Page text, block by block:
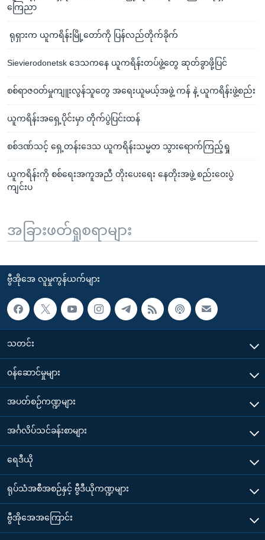
ကြေညာ
ရုရှားက ယူကရိန်းမြို့တော်ကို ပြန်လည်တိုက်ခိုက်
Sievierodonetsk ဒေသကနေ ယူကရိန်းတပ်ဖွဲ့တွေ ဆုတ်ခွာဖို့ပြင်
စစ်ရာဇဝတ်မှုကျူးလွန်သူတွေ အရေးယူမယ့်အဖွဲ့ ကန် နဲ့ ယူကရိန်းဖွဲ့စည်း
ယူကရိန်းအရှေ့ပိုင်းမှာ တိုက်ပွဲပြင်းထန်
စစ်ဒဏ်သင့် ရှေ့တန်းဒေသ ယူကရိန်းသမ္မတ သွားရောက်ကြည့်ရှု
ယူကရိန်းကို စစ်ရေးအကူအညီ တိုးပေးရေး နေတိုးအဖွဲ့ စည်းဝေးပွဲ
ကျင်းပ
အခြားဖတ်ရှုစရာများ
ဗွီအိုအေ လူမှုကွန်ယက်များ
သတင်း
၀န်ဆောင်မှုများ
အပတ်စဉ်ကဏ္ဍများ
အင်္ဂလိပ်သင်ခန်းစာများ
ရေဒီယို
ရုပ်သံအစီအစဉ်နှင့် ဗွီဒီယိုကဏ္ဍများ
ဗွီအိုအေအကြောင်း